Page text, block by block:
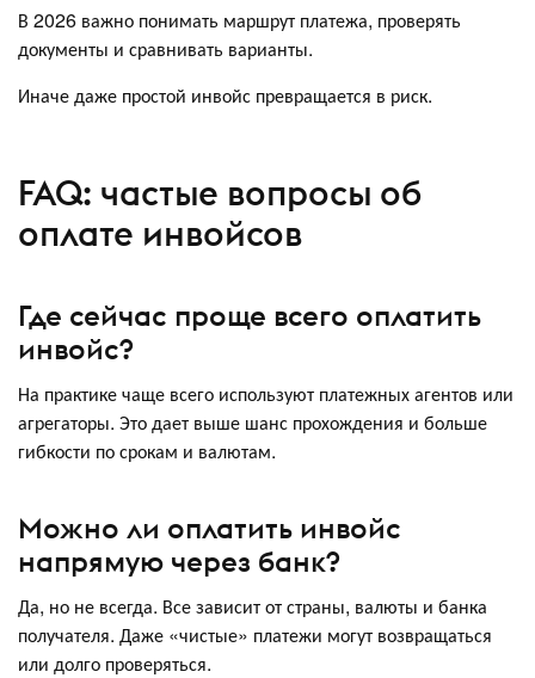
В 2026 важно понимать маршрут платежа, проверять
документы и сравнивать варианты.
Иначе даже простой инвойс превращается в риск.
FAQ: частые вопросы об
оплате инвойсов
Где сейчас проще всего оплатить
инвойс?
На практике чаще всего используют платежных агентов или
агрегаторы. Это дает выше шанс прохождения и больше
гибкости по срокам и валютам.
Можно ли оплатить инвойс
напрямую через банк?
Да, но не всегда. Все зависит от страны, валюты и банка
получателя. Даже «чистые» платежи могут возвращаться
или долго проверяться.